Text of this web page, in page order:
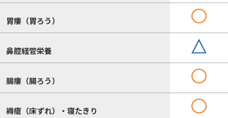
胃瘻（胃ろう）
鼻腔経管栄養
腸瘻（腸ろう）
褥瘡（床ずれ）・寝たきり